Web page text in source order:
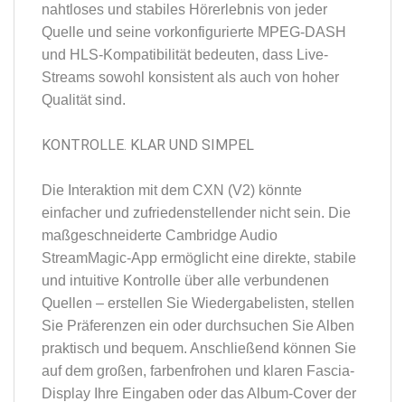
nahtloses und stabiles Hörerlebnis von jeder
Quelle und seine vorkonfigurierte MPEG-DASH
und HLS-Kompatibilität bedeuten, dass Live-
Streams sowohl konsistent als auch von hoher
Qualität sind.
KONTROLLE. KLAR UND SIMPEL
Die Interaktion mit dem CXN (V2) könnte
einfacher und zufriedenstellender nicht sein. Die
maßgeschneiderte Cambridge Audio
StreamMagic-App ermöglicht eine direkte, stabile
und intuitive Kontrolle über alle verbundenen
Quellen – erstellen Sie Wiedergabelisten, stellen
Sie Präferenzen ein oder durchsuchen Sie Alben
praktisch und bequem. Anschließend können Sie
auf dem großen, farbenfrohen und klaren Fascia-
Display Ihre Eingaben oder das Album-Cover der